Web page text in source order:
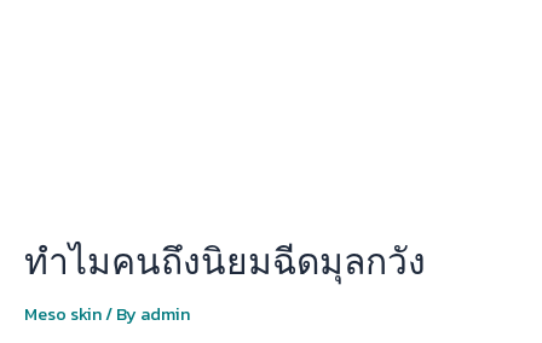
ทำไมคนถึงนิยมฉีดมุลกวัง
Meso skin/ By admin